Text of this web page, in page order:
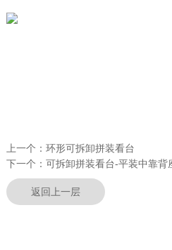
上一个： 环形可拆卸拼装看台
下一个： 可拆卸拼装看台-平装中靠背
返回上一层